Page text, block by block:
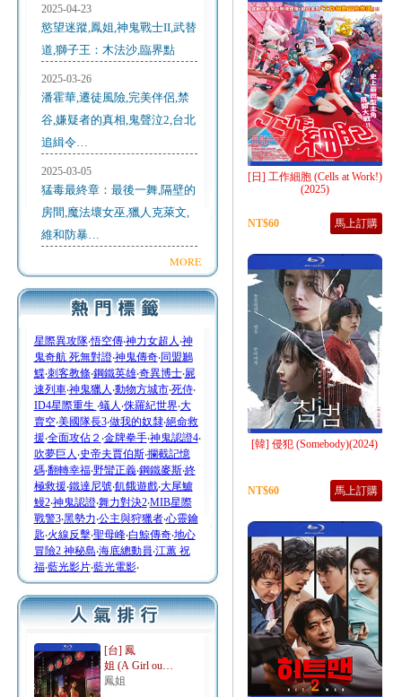
2025-04-23
慾望迷蹤,鳳姐,神鬼戰士II,武替
道,獅子王：木法沙,臨界點
2025-03-26
潘霍華,遷徒風險,完美伴侶,禁
谷,嫌疑者的真相,鬼聲泣2,台北
追緝令…
2025-03-05
猛毒最終章：最後一舞,隔壁的
房間,魔法壞女巫,獵人克萊文,
維和防暴…
MORE
星際異攻隊‧悟空傳‧神力女超人 ‧神
鬼奇航 死無對證‧神鬼傳奇‧同盟鶼
鰈‧刺客教條‧鋼鐵英雄‧奇異博士‧屍
速列車‧神鬼獵人 ‧動物方城市‧死侍‧
ID4星際重生 ‧蟻人 ‧侏羅紀世界‧大
賣空‧美國隊長3‧做我的奴隸‧絕命救
援‧全面攻佔２ ‧金牌拳手‧神鬼認證4‧
吹夢巨人 ‧史帝夫賈伯斯‧攔截記憶
碼‧翻轉幸福‧野蠻正義‧鋼鐵麥斯‧終
極救援‧鐵達尼號‧飢餓遊戲‧大尾鱸
鰻2‧神鬼認證‧舞力對決2‧MIB星際
戰警3‧黑勢力‧公主與狩獵者‧心靈鑰
匙‧火線反擊‧聖母峰‧白鯨傳奇‧地心
冒險2 神秘島‧海底總動員‧江蕙 祝
福‧藍光影片‧藍光電影‧
[台] 鳳
姐 (A Girl ou…
鳳姐
[日] 工作細胞 (Cells at Work!)
(2025)
NT$60 馬上訂購
[韓] 侵犯 (Somebody)(2024)
NT$60 馬上訂購